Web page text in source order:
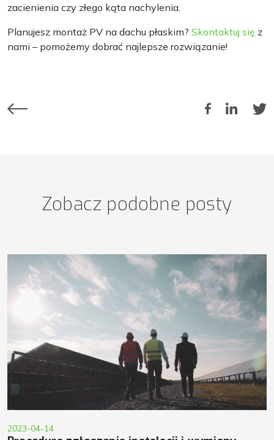
zacienienia czy złego kąta nachylenia.
Planujesz montaż PV na dachu płaskim? Skontaktuj się z
nami – pomożemy dobrać najlepsze rozwiązanie!
Zobacz podobne posty
2023-04-14